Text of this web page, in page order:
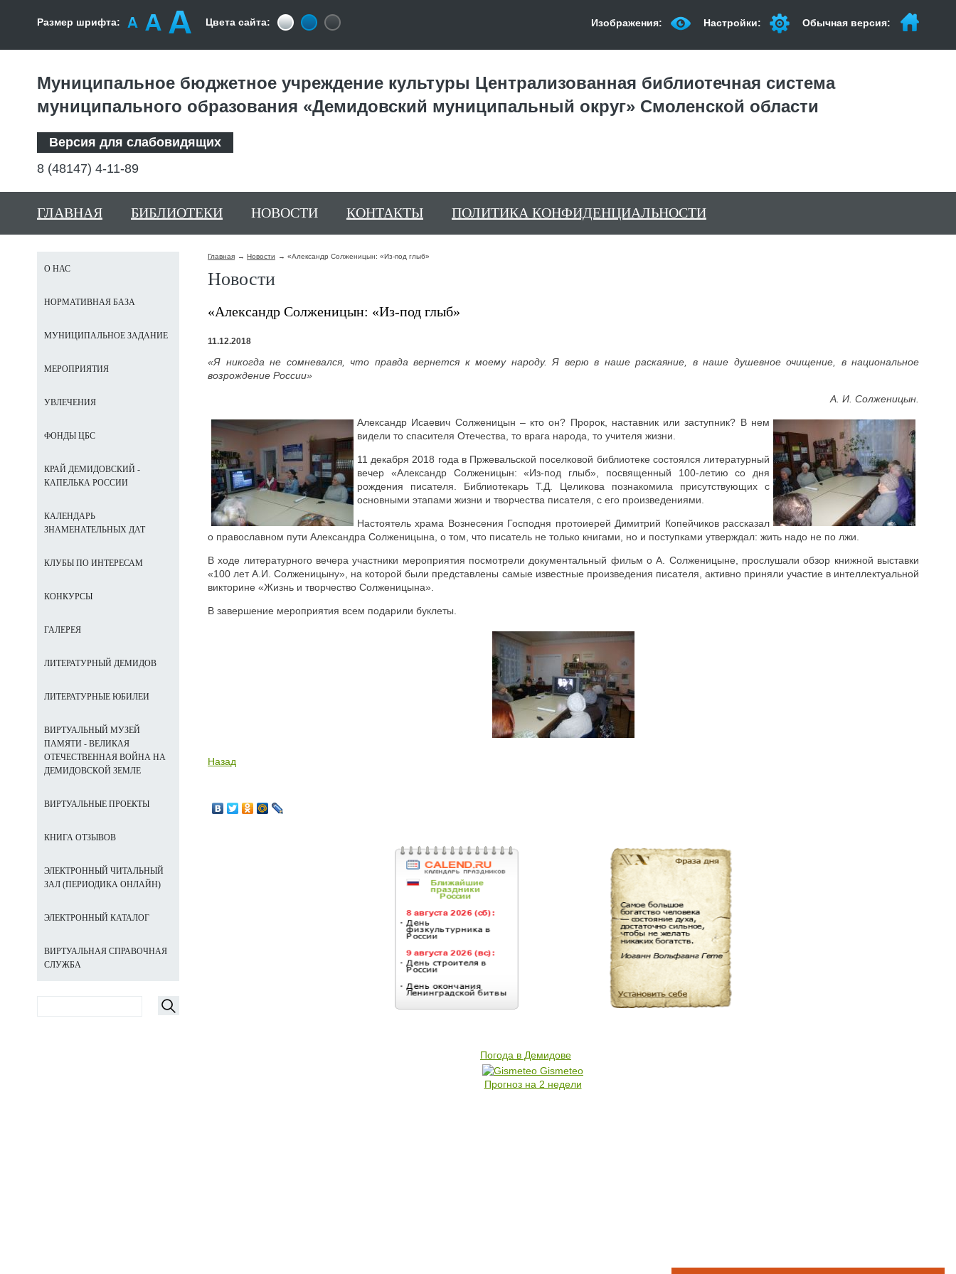
Размер шрифта: Цвета сайта: Изображения: Настройки: Обычная версия:
Муниципальное бюджетное учреждение культуры Централизованная библиотечная система
муниципального образования «Демидовский муниципальный округ» Смоленской области
Версия для слабовидящих
8 (48147) 4-11-89
ГЛАВНАЯ БИБЛИОТЕКИ НОВОСТИ КОНТАКТЫ ПОЛИТИКА КОНФИДЕНЦИАЛЬНОСТИ
Главная Новости «Александр Солженицын: «Из-под глыб»
Новости
«Александр Солженицын: «Из-под глыб»
11.12.2018
«Я никогда не сомневался, что правда вернется к моему народу. Я верю в наше раскаяние, в наше душевное очищение, в национальное
возрождение России»
А. И. Солженицын.
Александр Исаевич Солженицын – кто он? Пророк, наставник или заступник? В нем
видели то спасителя Отечества, то врага народа, то учителя жизни.
11 декабря 2018 года в Пржевальской поселковой библиотеке состоялся литературный
вечер «Александр Солженицын: «Из-под глыб», посвященный 100-летию со дня
рождения писателя. Библиотекарь Т.Д. Целикова познакомила присутствующих с
основными этапами жизни и творчества писателя, с его произведениями.
Настоятель храма Вознесения Господня протоиерей Димитрий Копейчиков рассказал
о православном пути Александра Солженицына, о том, что писатель не только книгами, но и поступками утверждал: жить надо не по лжи.
В ходе литературного вечера участники мероприятия посмотрели документальный фильм о А. Солженицыне, прослушали обзор книжной выставки
«100 лет А.И. Солженицыну», на которой были представлены самые известные произведения писателя, активно приняли участие в интеллектуальной
викторине «Жизнь и творчество Солженицына».
В завершение мероприятия всем подарили буклеты.
Назад
Погода в Демидове
Gismeteo
Прогноз на 2 недели
О НАС
НОРМАТИВНАЯ БАЗА
МУНИЦИПАЛЬНОЕ ЗАДАНИЕ
МЕРОПРИЯТИЯ
УВЛЕЧЕНИЯ
ФОНДЫ ЦБС
КРАЙ ДЕМИДОВСКИЙ -
КАПЕЛЬКА РОССИИ
КАЛЕНДАРЬ
ЗНАМЕНАТЕЛЬНЫХ ДАТ
КЛУБЫ ПО ИНТЕРЕСАМ
КОНКУРСЫ
ГАЛЕРЕЯ
ЛИТЕРАТУРНЫЙ ДЕМИДОВ
ЛИТЕРАТУРНЫЕ ЮБИЛЕИ
ВИРТУАЛЬНЫЙ МУЗЕЙ
ПАМЯТИ - ВЕЛИКАЯ
ОТЕЧЕСТВЕННАЯ ВОЙНА НА
ДЕМИДОВСКОЙ ЗЕМЛЕ
ВИРТУАЛЬНЫЕ ПРОЕКТЫ
КНИГА ОТЗЫВОВ
ЭЛЕКТРОННЫЙ ЧИТАЛЬНЫЙ
ЗАЛ (ПЕРИОДИКА ОНЛАЙН)
ЭЛЕКТРОННЫЙ КАТАЛОГ
ВИРТУАЛЬНАЯ СПРАВОЧНАЯ
СЛУЖБА